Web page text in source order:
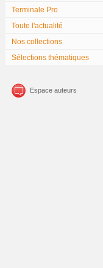
Terminale Pro
Toute l'actualité
Nos collections
Sélections thématiques
Espace auteurs